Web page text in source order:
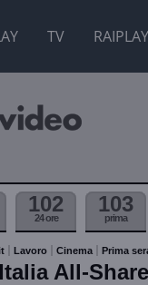
TV
102
24 ore
103
prima
Lavoro Cinema Prima
All-Share